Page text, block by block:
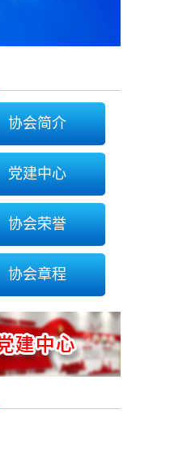
协会简介
党建中心
协会荣誉
协会章程